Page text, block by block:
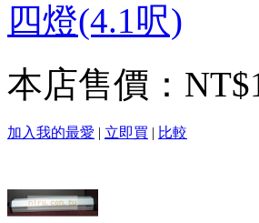
四燈(4.1呎)
本店售價：
加入我的最愛 | 立即買 | 比較